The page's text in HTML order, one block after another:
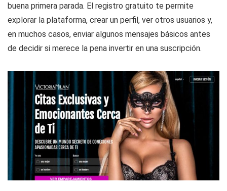
buena primera parada. El registro gratuito te permite
explorar la plataforma, crear un perfil, ver otros usuarios y,
en muchos casos, enviar algunos mensajes básicos antes
de decidir si merece la pena invertir en una suscripción.